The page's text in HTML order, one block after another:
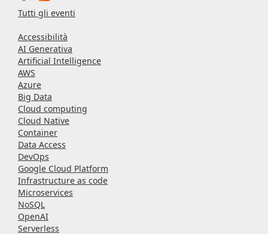
Tutti gli eventi
Accessibilità
AI Generativa
Artificial Intelligence
AWS
Azure
Big Data
Cloud computing
Cloud Native
Container
Data Access
DevOps
Google Cloud Platform
Infrastructure as code
Microservices
NoSQL
OpenAI
Serverless